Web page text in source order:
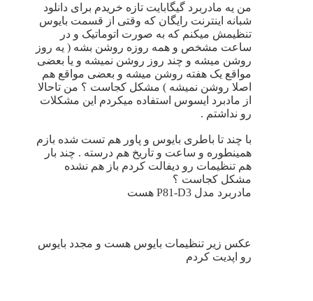
من یه مادربرد گیگابایت تازه خریدم برای دانلود
شبانه اینترنت رایگان که وقتی از قسمت بایوس
تنظیمش میکنم که به صورت اتوماتیک و در
ساعت مشخص و همه روزه روشن بشه ( یه روز
روشن میشه و چند روز روشن نمیشه و یا بعضی
مواقع یک هفته روشن میشه و بعضی مواقع هم
اصلا روشن نمیشه ) مشکل کجاست ؟ من تاحالا
از مادبرد ایسوس استفاده میکردم این مشکلات
رو نداشتم .
با چند تا باطری بایوس و پاور هم تست شده بازم
همینطوره و ساعت و تاریخ هم درسته . چند بار
هم تنظیمات رو دیفالت کردم باز هم نشده
مشکل کجاست ؟
مادربرد مدل P81-D3 هست
عکس زیر تنظیمات بایوس هست و مجدد بایوس
رو اپدیت کردم